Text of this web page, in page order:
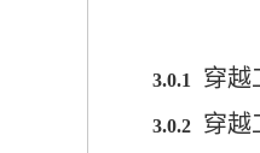
3.0.1 穿越
3.0.2 穿越